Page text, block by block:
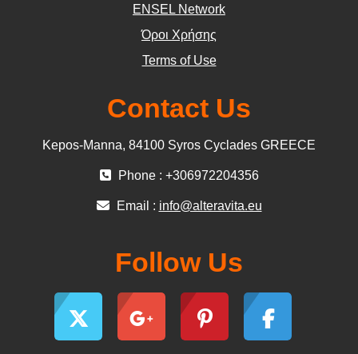
ΕΝSEL Network
Όροι Χρήσης
Terms of Use
Contact Us
Kepos-Manna, 84100 Syros Cyclades GREECE
Phone : +306972204356
Email : info@alteravita.eu
Follow Us